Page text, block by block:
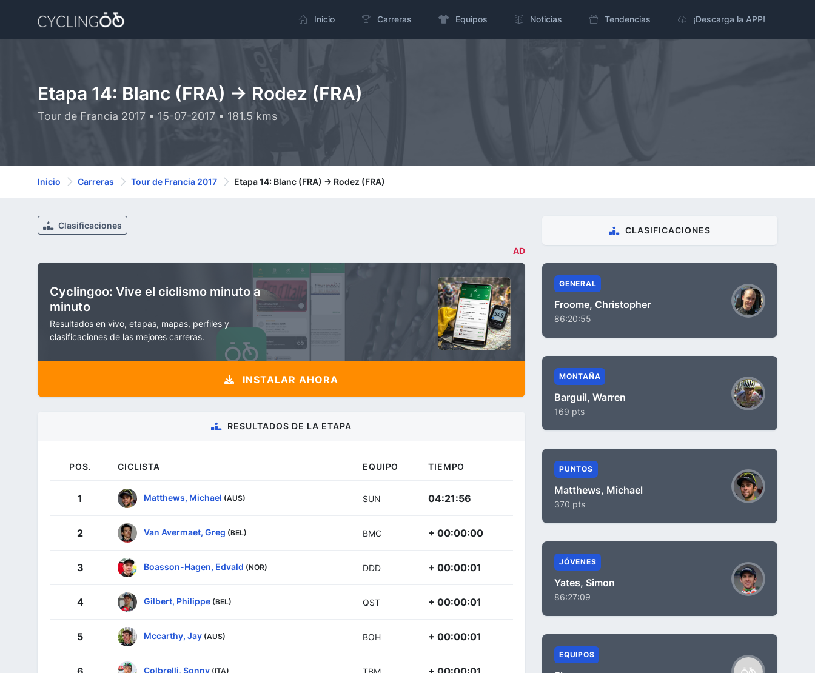
Inicio Carreras Equipos Noticias Tendencias ¡Descarga la APP!
Etapa 14: Blanc (FRA) -> Rodez (FRA)
Tour de Francia 2017 • 15-07-2017 • 181.5 kms
Inicio Carreras Tour de Francia 2017 Etapa 14: Blanc (FRA) -> Rodez (FRA)
Clasificaciones
AD
Cyclingoo: Vive el ciclismo minuto a
minuto
Resultados en vivo, etapas, mapas, perfiles y
clasificaciones de las mejores carreras.
INSTALAR AHORA
RESULTADOS DE LA ETAPA
POS. CICLISTA EQUIPO TIEMPO
1 Matthews, Michael (AUS) SUN 04:21:56
2 Van Avermaet, Greg (BEL) BMC + 00:00:00
3 Boasson-Hagen, Edvald (NOR) DDD + 00:00:01
4 Gilbert, Philippe (BEL) QST + 00:00:01
5 Mccarthy, Jay (AUS) BOH + 00:00:01
Colbrelli, Sonny (ITA)
CLASIFICACIONES
GENERAL
Froome, Christopher
86:20:55
MONTAÑA
Barguil, Warren
169 pts
PUNTOS
Matthews, Michael
370 pts
JÓVENES
Yates, Simon
86:27:09
EQUIPOS